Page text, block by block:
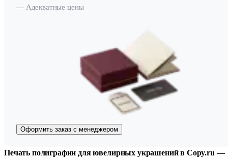
— Адекватные цены
Оформить заказ с менеджером
Печать полиграфии для ювелирных украшений в Copy.ru —